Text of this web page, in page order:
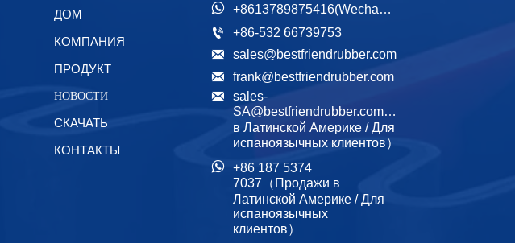
ДОМ
КОМПАНИЯ
ПРОДУКТ
НОВОСТИ
СКАЧАТЬ
КОНТАКТЫ
 +8613789875416(Wechat/WhatsApp)
 +86-532 66739753
 sales@bestfriendrubber.com
 frank@bestfriendrubber.com

sales-
SA@bestfriendrubber.com（Продажи
в Латинской Америке / Для
испаноязычных клиентов）

+86 187 5374
7037（Продажи в
Латинской Америке / Для
испаноязычных
клиентов）